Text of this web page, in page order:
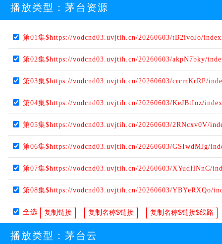
播放类型： 茅台资源
第01集$https://vodcnd03.uvjtih.cn/20260603/tB2ivoJo/
第02集$https://vodcnd03.uvjtih.cn/20260603/akpN7bky/
第03集$https://vodcnd03.uvjtih.cn/20260603/crcmKrRP/
第04集$https://vodcnd03.uvjtih.cn/20260603/KeJBtIoz/
第05集$https://vodcnd03.uvjtih.cn/20260603/2RNcxv0V/
第06集$https://vodcnd03.uvjtih.cn/20260603/GSIwdMJg/
第07集$https://vodcnd03.uvjtih.cn/20260603/XYudHNnC/
第08集$https://vodcnd03.uvjtih.cn/20260603/YBYeRXQo/
全选
播放类型： 茅台云